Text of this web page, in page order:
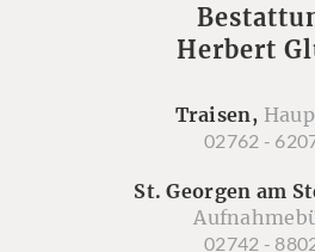
Herbert
Traisen,
02762 -
St. Georgen am
02742 -